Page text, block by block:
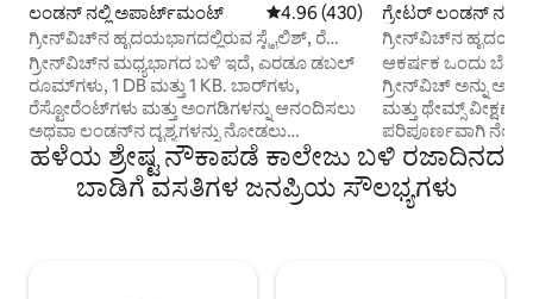
ಲಂಡನ್ ನಲ್ಲಿ ಅಪಾರ್ಟ್‌ಮಂಟ್ 5 ರಲ್ಲಿ 4.96 ಸರಾಸರಿ ರೇಟಿಂಗ್, 430
4.96 (430)
ಗ್ರೀನ್‌ವಿಚ್‌ನ ಹೃದಯಭಾಗದಲ್ಲಿರುವ ಸ್ಟೈಲಿಶ್, ರೆಟ್ರೊ
ಅಪಾರ್ಟ್‌ಮೆಂಟ್
ಗ್ರೀನ್‌ವಿಚ್‌ನ ಮಧ್ಯಭಾಗದ ಬಳಿ ಇದೆ, ಎರಡೂ ಡಬಲ್
ರೂಮ್‌ಗಳು, 1 DB ಮತ್ತು 1 KB. ಬಾರ್‌ಗಳು,
ರೆಸ್ಟೋರೆಂಟ್‌ಗಳು ಮತ್ತು ಅಂಗಡಿಗಳನ್ನು ಆನಂದಿಸಲು
ಅಥವಾ ಲಂಡನ್‌ನ ದೃಶ್ಯಗಳನ್ನು ನೋಡಲು
ರೋಮಾಂಚಕ ಗ್ರೀನ್‌ವಿಚ್ ಸುತ್ತಲೂ ನೋಡಲು
ಆರಾಮದಾಯಕ, ಆಧುನಿಕ ಮತ್ತು ಕೇಂದ್ರವಾಗಿದೆ.
ಗ್ರೇಟರ್ ಲಂಡನ್ ನಲ್ಲಿ
ಪಾರ್ಟ್‌ಮಂಟ್
ಗ್ರೀನ್‌ವಿಚ್‌ನ
1 ಬೆಡ್ ಫ್ಲಾಟ್
ಆಕರ್ಷಕ ಒಂದು
ಗ್ರೀನ್‌ವಿಚ್ ಅನ್ನು
ಮತ್ತು ಥೇಮ್ಸ್
ಪರಿಪೂರ್ಣವಾಗಿ
ಕುಟುಂಬ ಮತ್ತು
ಪಾರ್ಕ್, ಅಬ್ಸರ್ವೇಟರಿ,
ಮನೆಯ ಬಾಗಿಲಿನ
ಹಳೆಯ ಶ್ರೇಷ್ಟ ನೌಕಾಪಡೆ ಕಾಲೇಜು ಬಳಿ ರಜಾದಿನದ
ಬಾಡಿಗೆ ವಸತಿಗಳ ಜನಪ್ರಿಯ ಸೌಲಭ್ಯಗಳು